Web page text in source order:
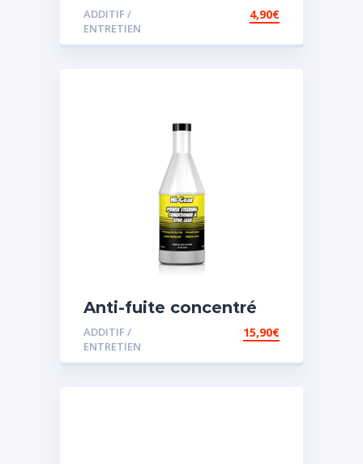
ADDITIF /
ENTRETIEN
4,90€
Anti-fuite concentré
pour direction
assistée
ADDITIF /
ENTRETIEN
15,90€